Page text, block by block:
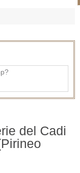
del Cadi